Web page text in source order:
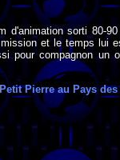
d'animation sorti 80-
et le temps lui
pour compagnon un
Petit Pierre au Pays